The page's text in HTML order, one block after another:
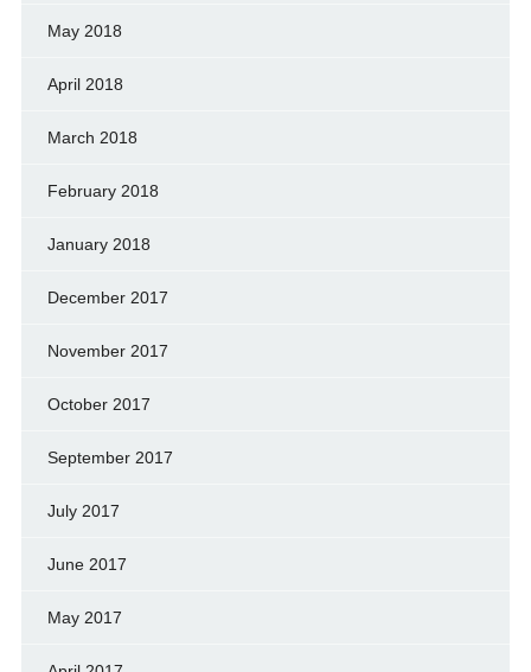
May 2018
April 2018
March 2018
February 2018
January 2018
December 2017
November 2017
October 2017
September 2017
July 2017
June 2017
May 2017